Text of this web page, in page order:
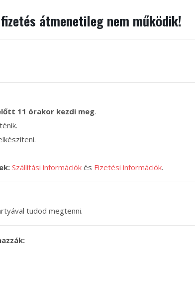
átmenetileg nem működik!
11 órakor kezdi meg.
Szállítási információk és Fizetési információk.
tudod megtenni.